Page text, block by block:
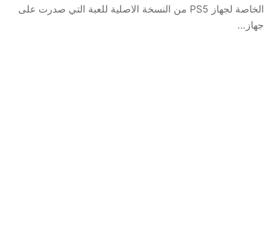
الخاصة لجهاز PS5 من النسخة الاصلية للعبة التي صدرت على
جهاز…